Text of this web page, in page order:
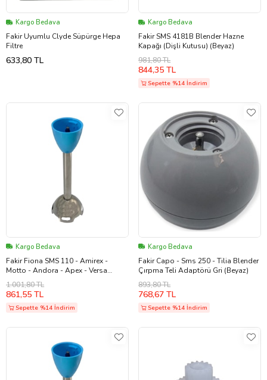
Kargo Bedava
Fakir Uyumlu Clyde Süpürge Hepa
Filtre
633,80 TL
Kargo Bedava
Fakir SMS 4181B Blender Hazne
Kapağı (Dişli Kutusu) (Beyaz)
981,80 TL
844,35 TL
Sepette %14 İndirim
Kargo Bedava
Fakir Fiona SMS 110 - Amirex -
Motto - Andora - Apex - Versa
Blender Parçalayıcı Ayak Mavi
(Beyaz)
1.001,80 TL
861,55 TL
Sepette %14 İndirim
Kargo Bedava
Fakir Capo - Sms 250 - Tilia Blender
Çırpma Teli Adaptörü Gri (Beyaz)
893,80 TL
768,67 TL
Sepette %14 İndirim